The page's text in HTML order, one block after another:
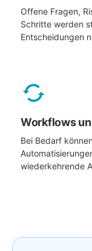
Offene Fragen,
Schritte werden
Entscheidungen
Workflows
Bei Bedarf
wiederkehrende